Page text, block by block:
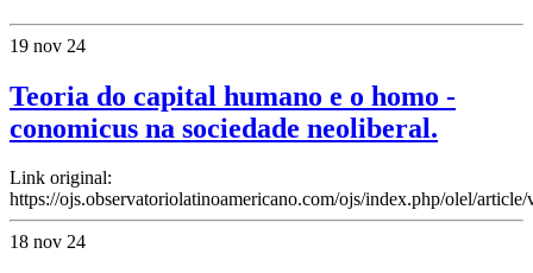
19 nov 24
Teoria do capital humano e o homo -
conomicus na sociedade neoliberal.
Link original:
https://ojs.observatoriolatinoamericano.com/ojs/index.php/olel/
18 nov 24